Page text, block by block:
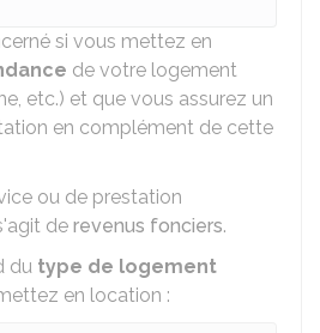
si vous mettez en
de votre logement
etc.) et que vous assurez un
en complément de cette
ou de prestation
de revenus fonciers.
du type de logement
en location :